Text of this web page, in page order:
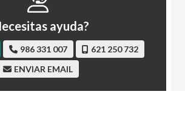
ayuda?
986 331 007
621 250 732
ENVIAR EMAIL